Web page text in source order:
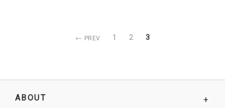
PREV 1 2 3
ABOUT +